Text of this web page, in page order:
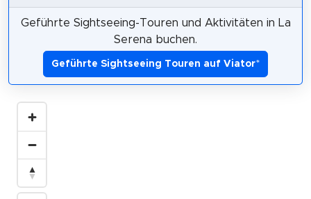
Geführte Sightseeing-Touren und Aktivitäten in La
Serena buchen.
Geführte Sightseeing Touren auf Viator*